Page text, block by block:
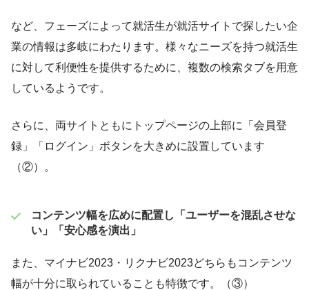
など、フェーズによって就活生が就活サイトで探したい企
業の情報は多岐にわたります。様々なニーズを持つ就活生
に対して利便性を提供するために、複数の検索タブを用意
しているようです。
さらに、両サイトともにトップページの上部に「会員登
録」「ログイン」ボタンを大きめに設置しています
（②）。
コンテンツ幅を広めに配置し「ユーザーを混乱させな
い」「安心感を演出」
また、マイナビ2023・リクナビ2023どちらもコンテンツ
幅が十分に取られていることも特徴です。（③）